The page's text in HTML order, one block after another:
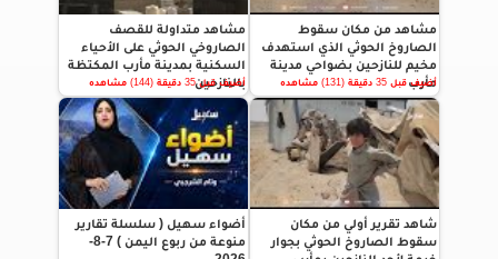
مشاهد من مكان سقوط
الصاروخ الحوثي الذي استهدف
مخيم للنازحين بضواحي مدينة
مأرب
أضيف قبل 35 دقيقة (131) مشاهده
مشاهد متداولة للقصف
الصاروخي الحوثي على الأحياء
السكنية بمدينة مأرب المكتظة
بالنازحين
أضيف قبل 35 دقيقة (144) مشاهده
شاهد تقرير أولي من مكان
سقوط الصاروخ الحوثي بجوار
أضواء سهيل ( سلسلة تقارير
منوعة من ربوع اليمن ) 7-8-